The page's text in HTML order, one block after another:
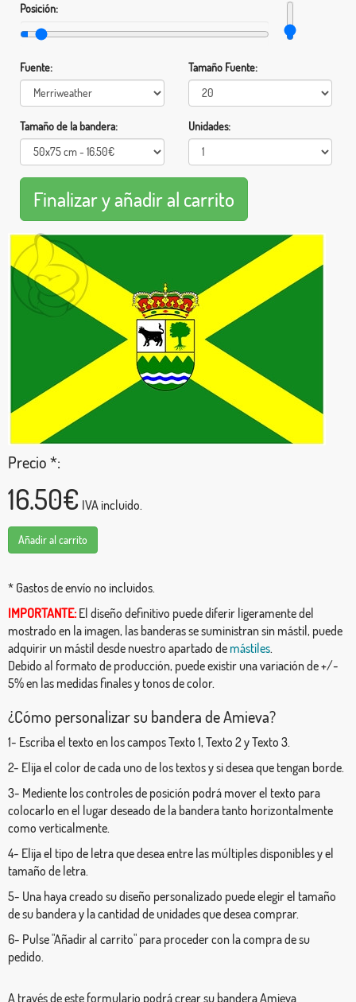
Posición:
Fuente: Tamaño Fuente:
Tamaño de la bandera: Unidades:
Precio *:
16.50€ IVA incluido.
Añadir al carrito
* Gastos de envío no incluidos.
IMPORTANTE: El diseño definitivo puede diferir ligeramente del
mostrado en la imagen, las banderas se suministran sin mástil, puede
adquirir un mástil desde nuestro apartado de mástiles.
Debido al formato de producción, puede existir una variación de +/-
5% en las medidas finales y tonos de color.
¿Cómo personalizar su bandera de Amieva?
1- Escriba el texto en los campos Texto 1, Texto 2 y Texto 3.
2- Elija el color de cada uno de los textos y si desea que tengan borde.
3- Mediente los controles de posición podrá mover el texto para
colocarlo en el lugar deseado de la bandera tanto horizontalmente
como verticalmente.
4- Elija el tipo de letra que desea entre las múltiples disponibles y el
tamaño de letra.
5- Una haya creado su diseño personalizado puede elegir el tamaño
de su bandera y la cantidad de unidades que desea comprar.
6- Pulse "Añadir al carrito" para proceder con la compra de su
pedido.
A través de este formulario podrá crear su bandera Amieva